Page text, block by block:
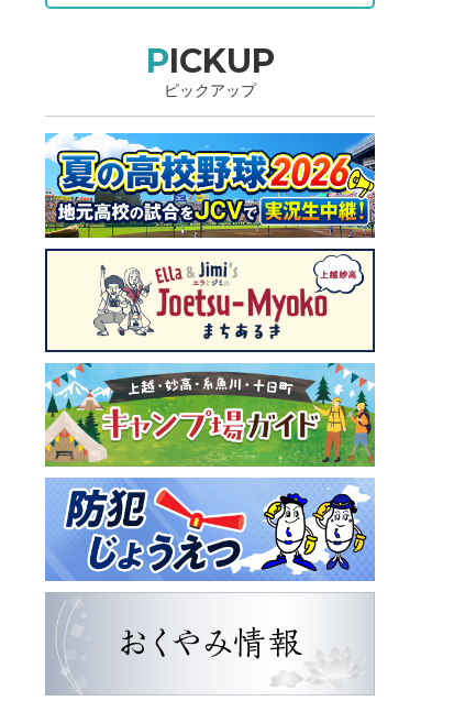
PICKUP
ピックアップ